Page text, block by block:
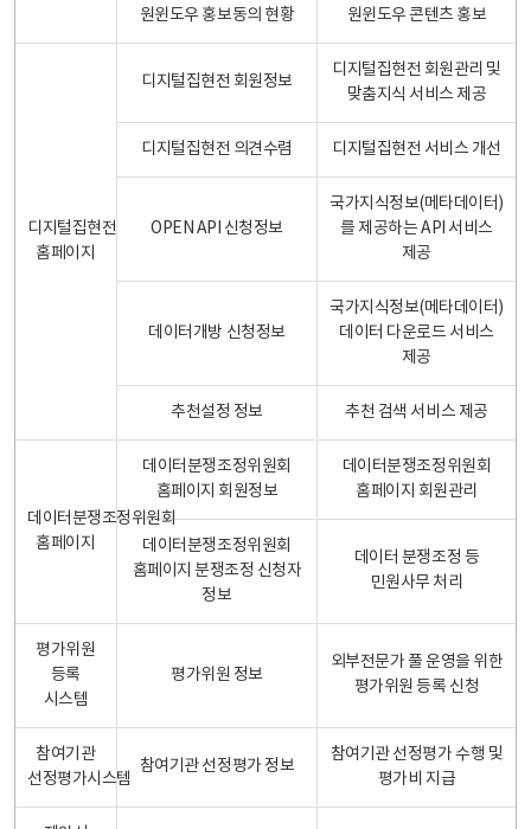
원윈도우 홍보동의 현황 원윈도우 콘텐츠 홍보
디지털집현전
홈페이지
디지털집현전 회원정보
디지털집현전 회원관리 및
맞춤지식 서비스 제공
디지털집현전 의견수렴 디지털집현전 서비스 개선
OPEN API 신청정보
국가지식정보(메타데이터)
를 제공하는 API 서비스
제공
데이터개방 신청정보
국가지식정보(메타데이터)
데이터 다운로드 서비스
제공
추천설정 정보 추천 검색 서비스 제공
데이터분쟁조정위원회
홈페이지
데이터분쟁조정위원회
홈페이지 회원정보
데이터분쟁조정위원회
홈페이지 회원관리
데이터분쟁조정위원회
홈페이지 분쟁조정 신청자
정보
데이터 분쟁조정 등
민원사무 처리
평가위원
등록
시스템
평가위원 정보
외부전문가 풀 운영을 위한
평가위원 등록 신청
참여기관
선정평가시스템
참여기관 선정평가 정보
참여기관 선정평가 수행 및
평가비 지급